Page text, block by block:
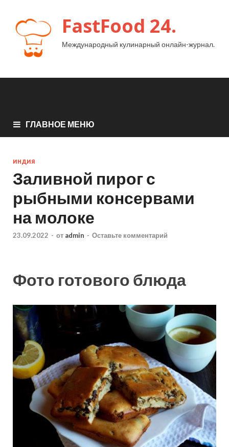
FastFood 24.
Международный кулинарный онлайн-журнал.
ГЛАВНОЕ МЕНЮ
ИНДИЯ
Заливной пирог с
рыбными консервами
на молоке
23.09.2022 - от admin - Оставьте комментарий
Фото готового блюда